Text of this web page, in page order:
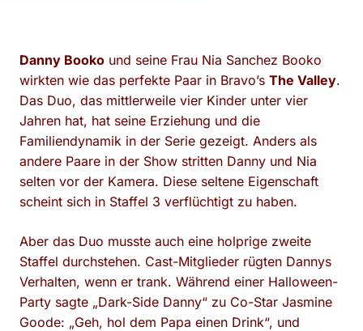
Danny Booko und seine Frau Nia Sanchez Booko
wirkten wie das perfekte Paar in Bravo’s The Valley.
Das Duo, das mittlerweile vier Kinder unter vier
Jahren hat, hat seine Erziehung und die
Familiendynamik in der Serie gezeigt. Anders als
andere Paare in der Show stritten Danny und Nia
selten vor der Kamera. Diese seltene Eigenschaft
scheint sich in Staffel 3 verflüchtigt zu haben.
Aber das Duo musste auch eine holprige zweite
Staffel durchstehen. Cast-Mitglieder rügten Dannys
Verhalten, wenn er trank. Während einer Halloween-
Party sagte „Dark-Side Danny“ zu Co-Star Jasmine
Goode: „Geh, hol dem Papa einen Drink“, und